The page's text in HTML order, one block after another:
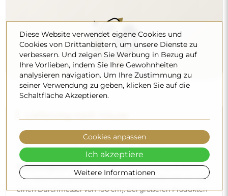
Wir bieten einen Lieferservice nach Hause an, mit dem Sie
die Sendung direkt an Ihrer Haustür entgegennehmen.
Gegen einen Aufpreis von 40 € bieten wir zusätzlich einen
Hineintrageservicean, mit dem die Sendung direkt in
Ihre Wohnung gebracht wird (für Maße bis 80×120 cm oder
einen Durchmesser von 100 cm). Bei größeren Produkten
Diese Website verwendet eigene Cookies und
Cookies von Drittanbietern, um unsere Dienste zu
verbessern. Und zeigen Sie Werbung in Bezug auf
Ihre Vorlieben, indem Sie Ihre Gewohnheiten
analysieren navigation. Um Ihre Zustimmung zu
seiner Verwendung zu geben, klicken Sie auf die
Schaltfläche Akzeptieren.
Weitere Informationen
Cookies anpassen
Ich akzeptiere